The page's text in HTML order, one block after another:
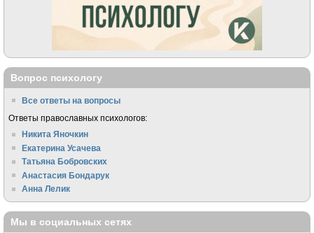
Вопрос психологу
Все ответы на вопросы
Ответы православных психологов:
Никита Яночкин
Екатерина Усачева
Татьяна Бобровских
Анастасия Бондарук
Анна Лелик
Мы в социальных сетях